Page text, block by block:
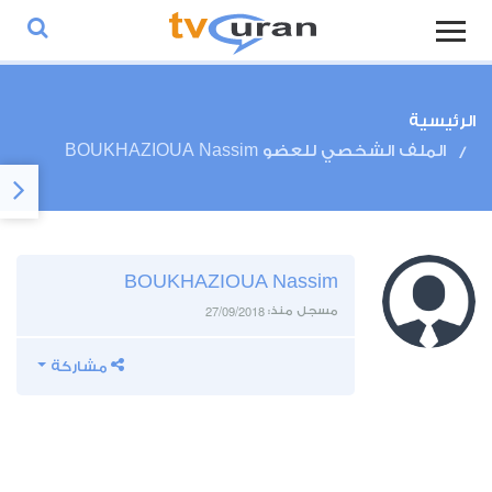
الرئيسية
الملف الشخصي للعضو BOUKHAZIOUA Nassim
BOUKHAZIOUA Nassim
مسجل منذ: 27/09/2018
مشاركة